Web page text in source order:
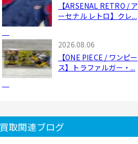
【ARSENAL RETRO / ア
ーセナル レトロ】クレ...
2026.08.06
【ONE PIECE / ワンピー
ス】トラファルガー・...
買取関連ブログ